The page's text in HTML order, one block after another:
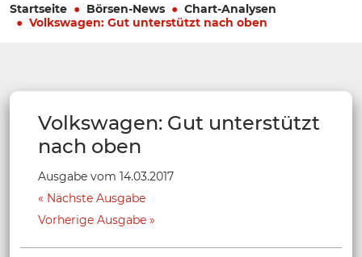
Startseite Börsen-News
Chart-Analysen
Volkswagen: Gut unterstützt nach oben
Volkswagen: Gut unterstützt
nach oben
Ausgabe vom 14.03.2017
Nächste Ausgabe
Vorherige Ausgabe